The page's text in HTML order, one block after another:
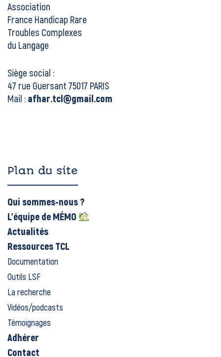
Association
France Handicap Rare
Troubles Complexes
du Langage
Siège social :
47 rue Guersant 75017 PARIS
Mail : afhar.tcl@gmail.com
Plan du site
Qui sommes-nous ?
L’équipe de MÉMO
Actualités
Ressources TCL
Documentation
Outils LSF
La recherche
Vidéos/podcasts
Témoignages
Adhérer
Contact